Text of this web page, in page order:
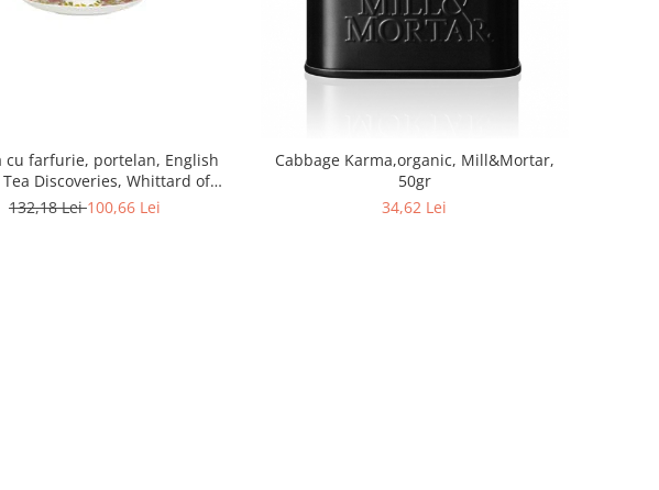
cu farfurie, portelan, English
Tea Discoveries, Whittard of
Chelsea
132,18 Lei100,66 Lei
Cabbage Karma,organic, Mill&Mortar,
50gr
34,62 Lei